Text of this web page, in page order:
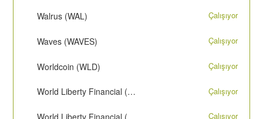
Walrus (WAL) Çalışıyor
Waves (WAVES) Çalışıyor
Worldcoin (WLD) Çalışıyor
World Liberty Financial (WLFI) - ERC-20 Çalışıyor
Çalışıyor